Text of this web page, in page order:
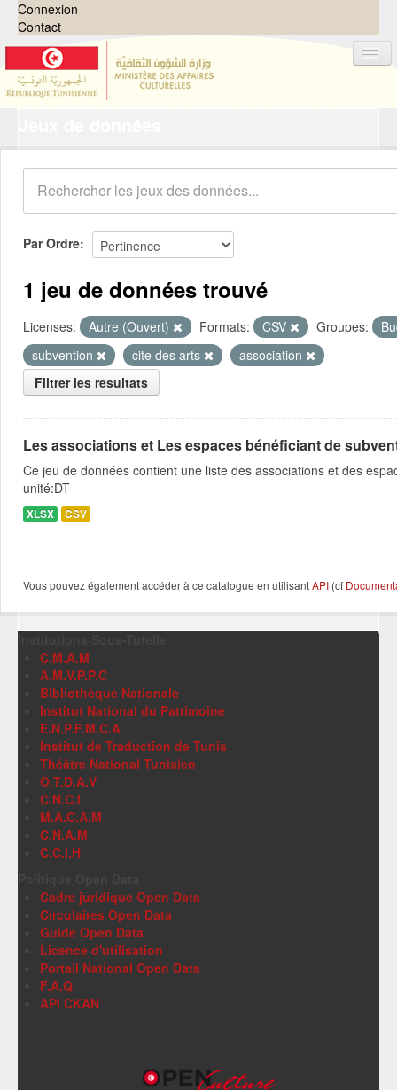
Connexion
Contact
Organisations
Groupes
Demandes 0
À propos
Par Ordre
1 jeu de données trouvé
Licenses: Autre (Ouvert) Formats: CSV Groupes:
subvention
cite des arts
association
Filtrer les resultats
Les associations et Les espaces bénéficiant de
Ce jeu de données contient une liste des associations et des
unité:DT
XLSX CSV
Vous pouvez également accéder à ce catalogue en utilisantAPI (cf
C.M.A.M
A.M.V.P.P.C
Bibliothèque Nationale
Institut National du Patrimoine
E.N.P.F.M.C.A
Institut de Traduction de Tunis
Théâtre National Tunisien
O.T.D.A.V
C.N.C.I
M.A.C.A.M
C.N.A.M
C.C.I.H
Cadre juridique Open Data
Circulaires Open Data
Guide Open Data
Licence d'utilisation
Portail National Open Data
F.A.Q
API CKAN